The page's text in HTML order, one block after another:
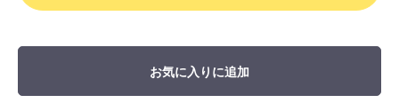
お気に入りに追加